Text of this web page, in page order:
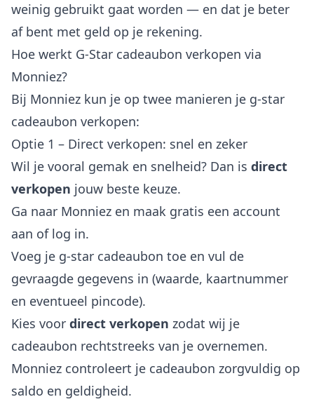
weinig gebruikt gaat worden — en dat je beter
af bent met geld op je rekening.
Hoe werkt G-Star cadeaubon verkopen via
Monniez?
Bij Monniez kun je op twee manieren je g-star
cadeaubon verkopen:
Optie 1 – Direct verkopen: snel en zeker
Wil je vooral gemak en snelheid? Dan is direct
verkopen jouw beste keuze.
Ga naar Monniez en maak gratis een account
aan of log in.
Voeg je g-star cadeaubon toe en vul de
gevraagde gegevens in (waarde, kaartnummer
en eventueel pincode).
Kies voor direct verkopen zodat wij je
cadeaubon rechtstreeks van je overnemen.
Monniez controleert je cadeaubon zorgvuldig op
saldo en geldigheid.